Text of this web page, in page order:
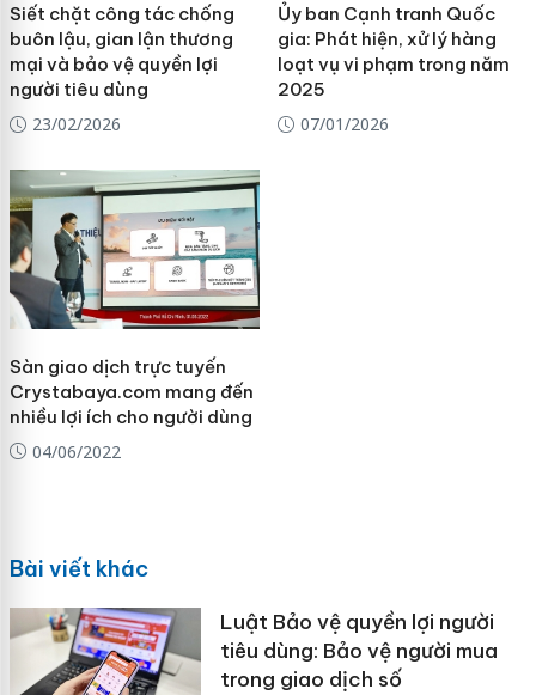
Siết chặt công tác chống
buôn lậu, gian lận thương
mại và bảo vệ quyền lợi
người tiêu dùng
23/02/2026
Ủy ban Cạnh tranh Quốc
gia: Phát hiện, xử lý hàng
loạt vụ vi phạm trong năm
2025
07/01/2026
Sàn giao dịch trực tuyến
Crystabaya.com mang đến
nhiều lợi ích cho người dùng
04/06/2022
Bài viết khác
Luật Bảo vệ quyền lợi người
tiêu dùng: Bảo vệ người mua
trong giao dịch số